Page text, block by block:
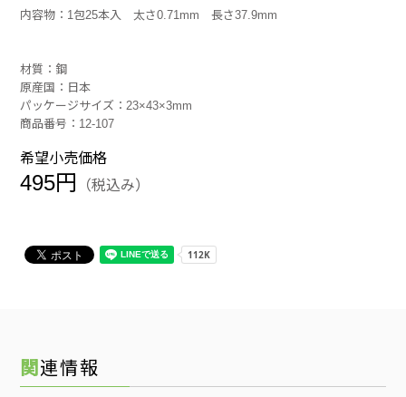
内容物：1包25本入 太さ0.71mm 長さ37.9mm
材質：鋼
原産国：日本
パッケージサイズ：23×43×3mm
商品番号：12-107
希望小売価格
495円 （税込み）
関連情報